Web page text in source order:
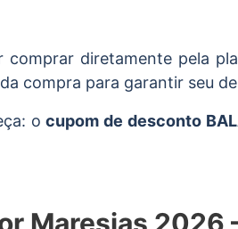
comprar diretamente pela
compra para garantir seu
ocupom de desconto